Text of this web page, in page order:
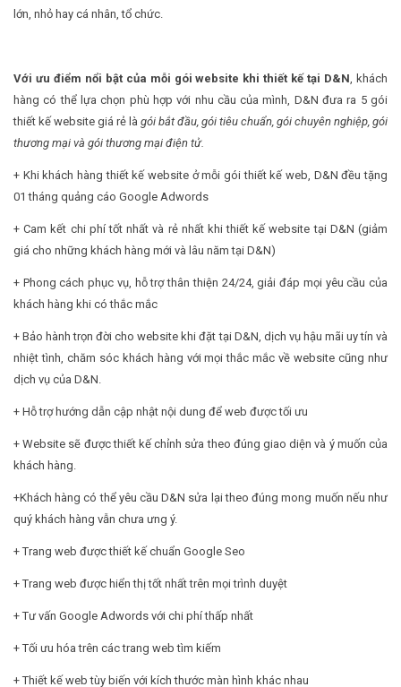
lớn, nhỏ hay cá nhân, tổ chức.
Với ưu điểm nổi bật của mỗi gói website khi thiết kế tại D&N, khách
hàng có thể lựa chọn phù hợp với nhu cầu của mình, D&N đưa ra 5 gói
thiết kế website giá rẻ là gói bắt đầu, gói tiêu chuẩn, gói chuyên nghiệp, gói
thương mại và gói thương mại điện tử.
+ Khi khách hàng thiết kế website ở mỗi gói thiết kế web, D&N đều tặng
01 tháng quảng cáo Google Adwords
+ Cam kết chi phí tốt nhất và rẻ nhất khi thiết kế website tại D&N (giảm
giá cho những khách hàng mới và lâu năm tại D&N)
+ Phong cách phục vụ, hỗ trợ thân thiện 24/24, giải đáp mọi yêu cầu của
khách hàng khi có thắc mắc
+ Bảo hành trọn đời cho website khi đặt tại D&N, dịch vụ hậu mãi uy tín và
nhiệt tình, chăm sóc khách hàng với mọi thắc mắc về website cũng như
dịch vụ của D&N.
+ Hỗ trợ hướng dẫn cập nhật nội dung để web được tối ưu
+ Website sẽ được thiết kế chỉnh sửa theo đúng giao diện và ý muốn của
khách hàng.
+Khách hàng có thể yêu cầu D&N sửa lại theo đúng mong muốn nếu như
quý khách hàng vẫn chưa ưng ý.
+ Trang web được thiết kế chuẩn Google Seo
+ Trang web được hiển thị tốt nhất trên mọi trình duyệt
+ Tư vấn Google Adwords với chi phí thấp nhất
+ Tối ưu hóa trên cáctrang web tìm kiếm
+ Thiết kế web tùy biến với kích thước màn hình khác nhau